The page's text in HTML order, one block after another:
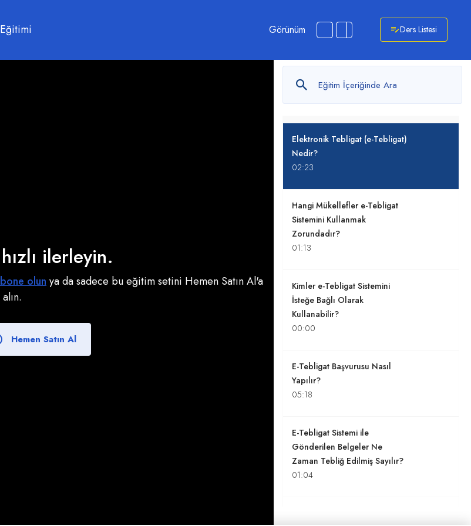
Görünüm Ders Listesi
ilerleyin.
olun ya da sadece bu eğitim setini Hemen Satın Al'a
Hemen Satın Al
1. Elektronik Tebligat: Adım adım e-
tebligat süreçleri.
0/ 15
Elektronik Tebligat (e-Tebligat)
Nedir?
02:23
Hangi Mükellefler e-Tebligat
Sistemini Kullanmak
Zorundadır?
01:13
Kimler e-Tebligat Sistemini
İsteğe Bağlı Olarak
Kullanabilir?
00:00
E-Tebligat Başvurusu Nasıl
Yapılır?
05:18
E-Tebligat Sistemi ile
Gönderilen Belgeler Ne
Zaman Tebliğ Edilmiş Sayılır?
01:04